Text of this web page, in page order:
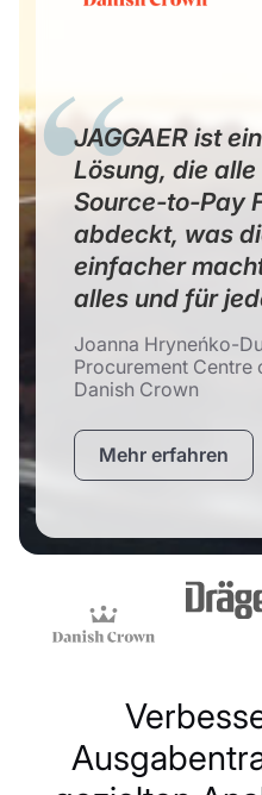
JAGGAER ist
Lösung, die
Source-to-Pay
abdeckt, was
einfacher
alles und für
Joanna Hryneńko-
Procurement Centre
Danish Crown
Mehr erfahren